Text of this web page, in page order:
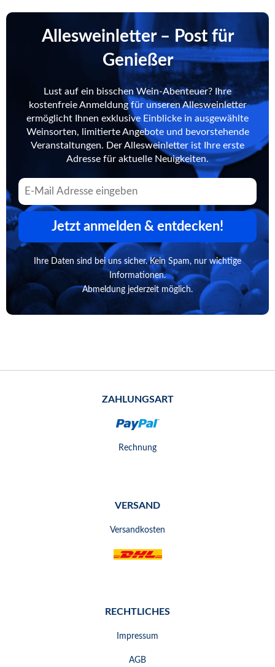
Allesweinletter – Post für
Genießer
Lust auf ein bisschen Wein-Abenteuer? Ihre
kostenfreie Anmeldung für unseren Allesweinletter
ermöglicht Ihnen exklusive Einblicke in ausgewählte
Weinsorten, limitierte Angebote und bevorstehende
Veranstaltungen. Der Allesweinletter ist Ihre erste
Adresse für aktuelle Neuigkeiten.
Jetzt anmelden & entdecken!
Ihre Daten sind bei uns sicher. Kein Spam, nur wichtige
Informationen.
Abmeldung jederzeit möglich.
ZAHLUNGSART
Rechnung
VERSAND
Versandkosten
RECHTLICHES
Impressum
AGB